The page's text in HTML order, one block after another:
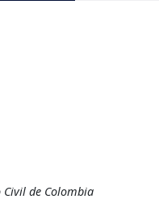
de Colombia